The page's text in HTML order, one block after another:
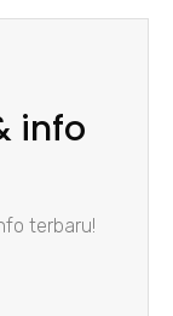
info
terbaru!